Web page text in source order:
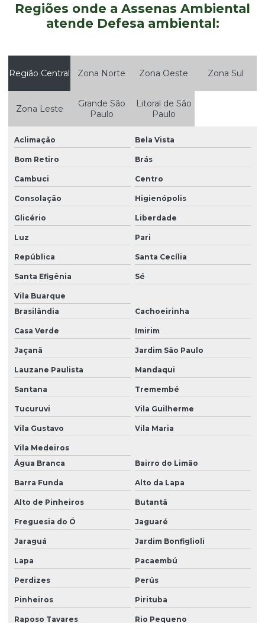
Consultoria ambiental serviços em são paulo
Consultoria residuos
Consultoria residuos em são paulo
Consultoria residuos solidos
Contrato prestação de serviço consultoria ambiental
Custo pgrs
Destinação de resíduos
Destinação de resíduos da construção civil
Destinação de resíduos industriais
Destinação de resíduos sólidos
Destinação de resíduos sólidos em são paulo
Diagnóstico ambiental
Diagnóstico ambiental prévio
Eia rima preço
Emissão de cadri
Emissão de cadri cetesb
Emissão de cadri em são paulo
Emissão de mtr
Emissão mtr cetesb
Empresa de auditoria ambiental
Empresa de auditoria ambiental em são paulo
Regiões onde a Assenas Ambiental
atende Defesa ambiental:
Região Central Zona Norte Zona Oeste Zona Sul
Zona Leste
Grande São
Paulo
Litoral de São
Paulo
Aclimação Bela Vista
Bom Retiro Brás
Cambuci Centro
Consolação Higienópolis
Glicério Liberdade
Luz Pari
República Santa Cecília
Santa Efigênia Sé
Vila Buarque
Brasilândia
Cachoeirinha
Casa Verde Imirim
Jaçanã Jardim São Paulo
Lauzane Paulista Mandaqui
Santana Tremembé
Tucuruvi Vila Guilherme
Vila Gustavo Vila Maria
Vila Medeiros
Água Branca
Bairro do Limão
Barra Funda Alto da Lapa
Alto de Pinheiros Butantã
Freguesia do Ó Jaguaré
Jaraguá Jardim Bonfiglioli
Lapa Pacaembú
Perdizes Perús
Pinheiros Pirituba
Raposo Tavares Rio Pequeno